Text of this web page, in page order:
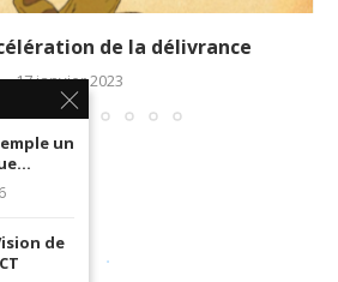
de la délivrance
17 janvier 2023
un
de